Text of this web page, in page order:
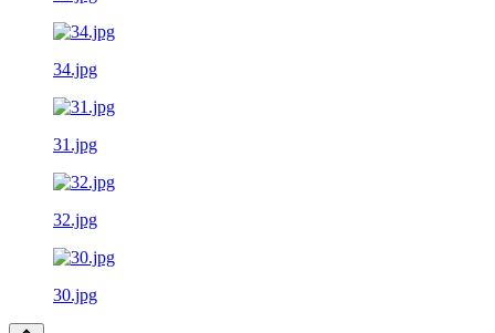
34.jpg
31.jpg
32.jpg
30.jpg